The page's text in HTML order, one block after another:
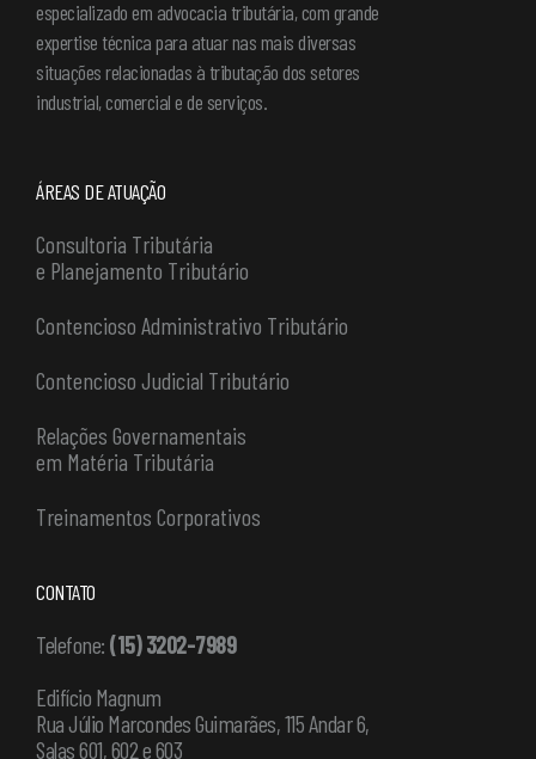
especializado em advocacia tributária, com grande
expertise técnica para atuar nas mais diversas
situações relacionadas à tributação dos setores
industrial, comercial e de serviços.
ÁREAS DE ATUAÇÃO
Consultoria Tributária
e Planejamento Tributário
Contencioso Administrativo Tributário
Contencioso Judicial Tributário
Relações Governamentais
em Matéria Tributária
Treinamentos Corporativos
CONTATO
Telefone: (15) 3202-7989
Edifício Magnum
Rua Júlio Marcondes Guimarães, 115 Andar 6,
Salas 601, 602 e 603